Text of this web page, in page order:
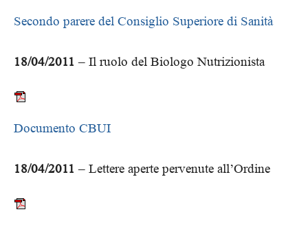
Secondo parere del Consiglio Superiore di Sanità
18/04/2011 – Il ruolo del Biologo Nutrizionista
Documento CBUI
18/04/2011 – Lettere aperte pervenute all’Ordine